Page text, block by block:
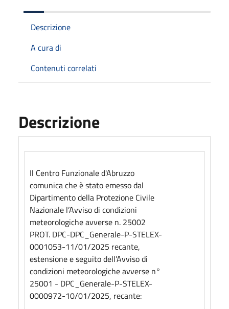
Descrizione
A cura di
Contenuti correlati
Descrizione
Il Centro Funzionale d'Abruzzo
comunica che è stato emesso dal
Dipartimento della Protezione Civile
Nazionale l’Avviso di condizioni
meteorologiche avverse n. 25002
PROT. DPC-DPC_Generale-P-STELEX-
0001053-11/01/2025 recante,
estensione e seguito dell’Avviso di
condizioni meteorologiche avverse n°
25001 - DPC_Generale-P-STELEX-
0000972-10/01/2025, recante: